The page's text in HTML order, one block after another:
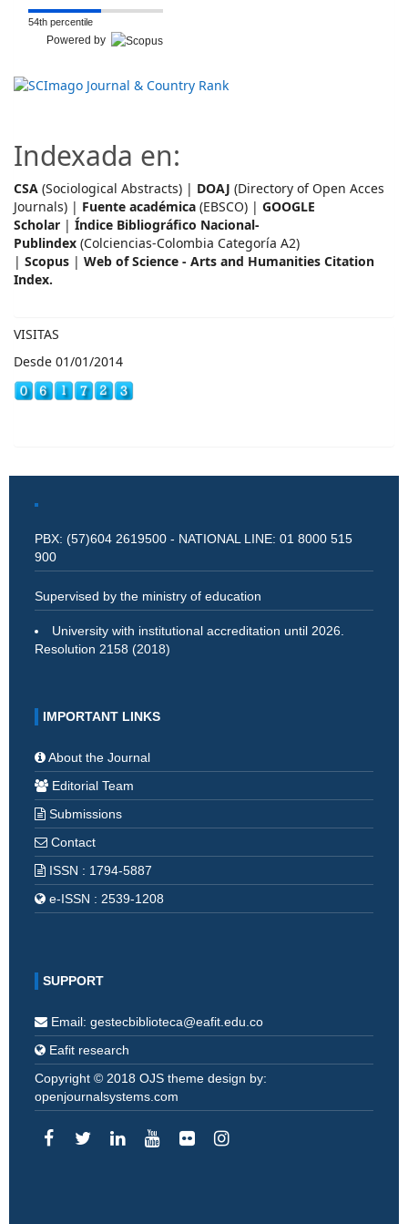
54th percentile
Powered by
Indexada en:
CSA (Sociological Abstracts) | DOAJ (Directory of Open Acces
Journals) | Fuente académica (EBSCO) | GOOGLE
Scholar | Índice Bibliográfico Nacional-
Publindex (Colciencias-Colombia Categoría A2)
| Scopus | Web of Science - Arts and Humanities Citation
Index.
VISITAS
Desde 01/01/2014
PBX: (57)604 2619500 - NATIONAL LINE: 01 8000 515
900
Supervised by the ministry of education
University with institutional accreditation until 2026.
Resolution 2158 (2018)
IMPORTANT LINKS
About the Journal
Editorial Team
Submissions
Contact
ISSN : 1794-5887
e-ISSN : 2539-1208
SUPPORT
Email: gestecbiblioteca@eafit.edu.co
Eafit research
Copyright © 2018 OJS theme design by:
openjournalsystems.com